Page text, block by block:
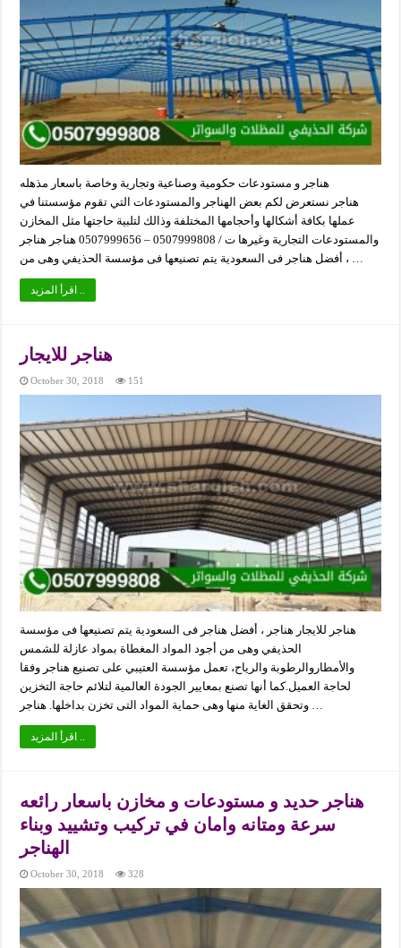
هناجر و مستودعات حكومية وصناعية وتجارية وخاصة باسعار مذهله
هناجر نستعرض لكم بعض الهناجر والمستودعات التي تقوم مؤسستنا في
عملها بكافة أشكالها وأحجامها المختلفة وذالك لتلبية حاجتها مثل المخازن
والمستودعات التجارية وغيرها ت / 0507999808 – 0507999656 هناجر هناجر
هناجر للايجار
October 30, 2018 151
هناجر للايجار هناجر ، أفضل هناجر فى السعودية يتم تصنيعها فى مؤسسة
الحذيفي وهى من أجود المواد المغطاة بمواد عازلة للشمس
والأمطاروالرطوبة والرياح، تعمل مؤسسة العتيبي على تصنيع هناجر وفقا
لحاجة العميل.كما أنها تصنع بمعايير الجودة العالمية لتلائم حاجة التخزين
هناجر حديد و مستودعات و مخازن باسعار رائعه
سرعة ومتانه وامان في تركيب وتشييد وبناء
الهناجر
October 30, 2018 328